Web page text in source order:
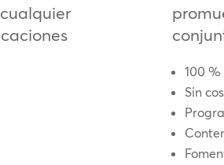
100 %
Sin